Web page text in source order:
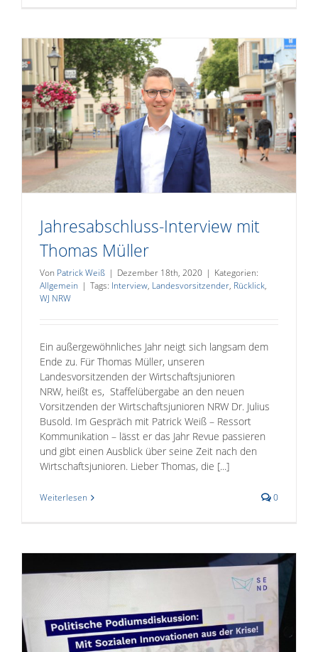
Jahresabschluss-Interview mit
Thomas Müller
Von Patrick Weiß | Dezember 18th, 2020 | Kategorien:
Allgemein | Tags: Interview, Landesvorsitzender, Rücklick,
WJ NRW
Ein außergewöhnliches Jahr neigt sich langsam dem
Ende zu. Für Thomas Müller, unseren
Landesvorsitzenden der Wirtschaftsjunioren
NRW, heißt es, Staffelübergabe an den neuen
Vorsitzenden der Wirtschaftsjunioren NRW Dr. Julius
Busold. Im Gespräch mit Patrick Weiß – Ressort
Kommunikation – lässt er das Jahr Revue passieren
und gibt einen Ausblick über seine Zeit nach den
Wirtschaftsjunioren. Lieber Thomas, die [...]
Weiterlesen 0